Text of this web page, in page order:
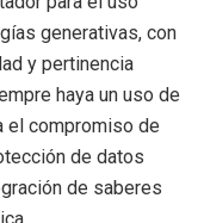
generativas, con
y pertinencia
haya un uso de
el compromiso de
de datos
de saberes